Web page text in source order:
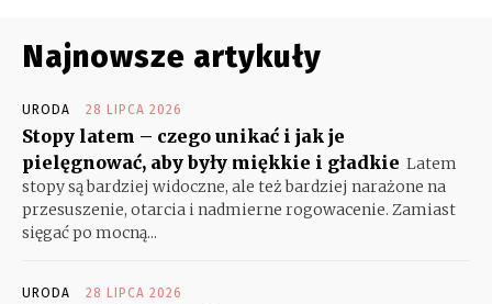
Najnowsze artykuły
URODA 28 LIPCA 2026
Stopy latem – czego unikać i jak je
pielęgnować, aby były miękkie i gładkie Latem
stopy są bardziej widoczne, ale też bardziej narażone na
przesuszenie, otarcia i nadmierne rogowacenie. Zamiast
sięgać po mocną...
URODA 28 LIPCA 2026